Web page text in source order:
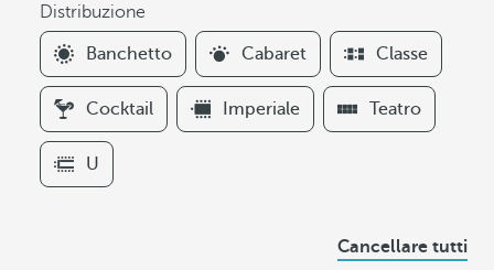
Distribuzione
F
i
l
t
e
r
Banchetto Cabaret Classe
Cocktail Imperiale Teatro
U
Cancellare tutti